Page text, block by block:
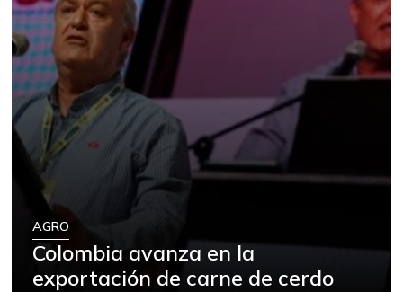
AGRO
Colombia avanza en la
exportación de carne de cerdo